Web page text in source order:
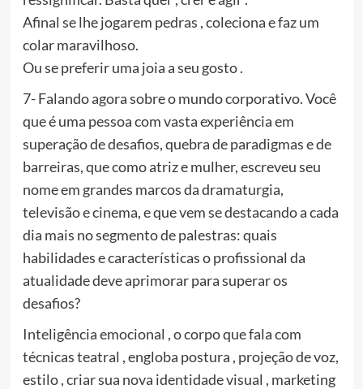
Afinal se lhe jogarem pedras , coleciona e faz um
colar maravilhoso.
Ou se preferir uma joia a seu gosto .
7- Falando agora sobre o mundo corporativo. Você
que é uma pessoa com vasta experiência em
superação de desafios, quebra de paradigmas e de
barreiras, que como atriz e mulher, escreveu seu
nome em grandes marcos da dramaturgia,
televisão e cinema, e que vem se destacando a cada
dia mais no segmento de palestras: quais
habilidades e características o profissional da
atualidade deve aprimorar para superar os
desafios?
Inteligência emocional , o corpo que fala com
técnicas teatral , engloba postura , projeção de voz,
estilo , criar sua nova identidade visual , marketing